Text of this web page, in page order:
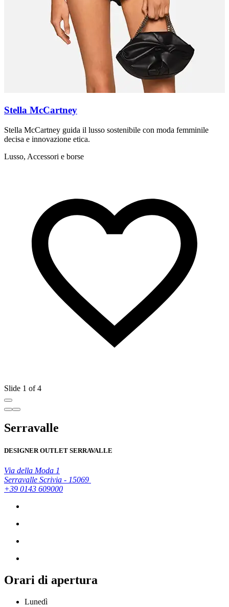
Stella McCartney
Stella McCartney guida il lusso sostenibile con moda femminile
decisa e innovazione etica.
Lusso, Accessori e borse
Slide 1 of 4
Serravalle
DESIGNER OUTLET SERRAVALLE
Via della Moda 1
Serravalle Scrivia - 15069
+39 0143 609000
Orari di apertura
Lunedì